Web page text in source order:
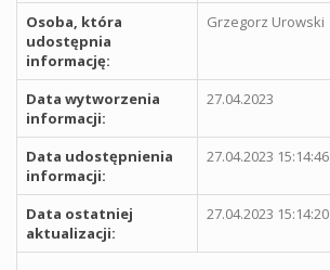
Osoba, która
udostępnia
informację:
Grzegorz Urowski
Data wytworzenia
informacji:
27.04.2023
Data udostępnienia
informacji:
27.04.2023 15:14:46
Data ostatniej
aktualizacji:
27.04.2023 15:14:20